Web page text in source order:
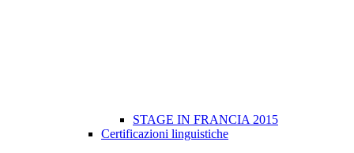
STAGE IN FRANCIA 2015
Certificazioni linguistiche